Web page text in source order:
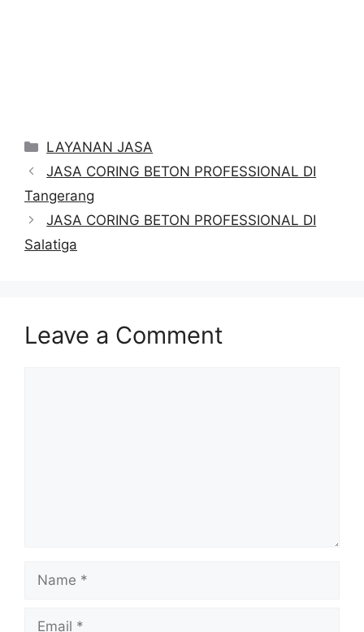
Categories
LAYANAN JASA
JASA CORING BETON PROFESSIONAL DI
Tangerang
JASA CORING BETON PROFESSIONAL DI
Salatiga
Leave a Comment
Name
Email